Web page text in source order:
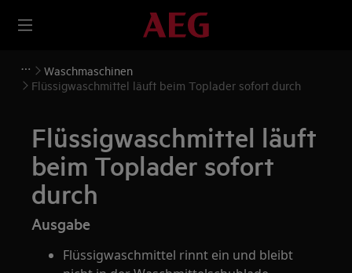
Waschmaschinen
Flüssigwaschmittel läuft beim Toplader sofort durch
Flüssigwaschmittel läuft
beim Toplader sofort
durch
Ausgabe
Flüssigwaschmittel rinnt ein und bleibt